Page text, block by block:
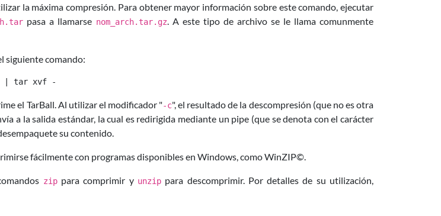
la máxima compresión. Para obtener mayor información sobre este comando, ejecutar
pasa a llamarse nom_arch.tar.gz. A este tipo de archivo se le llama comunmente
siguiente comando:
el TarBall. Al utilizar el modificador "-c", el resultado de la descompresión (que no es otra
a la salida estándar, la cual es redirigida mediante un pipe (que se denota con el carácter
su contenido.
fácilmente con programas disponibles en Windows, como WinZIP©.
zippara comprimir y unzippara descomprimir. Por detalles de su utilización,